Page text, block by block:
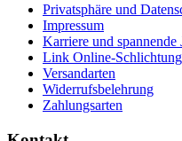
Privatsphäre und
Impressum
Karriere und
Link Online-
Versandarten
Widerrufsbelehrung
Zahlungsarten